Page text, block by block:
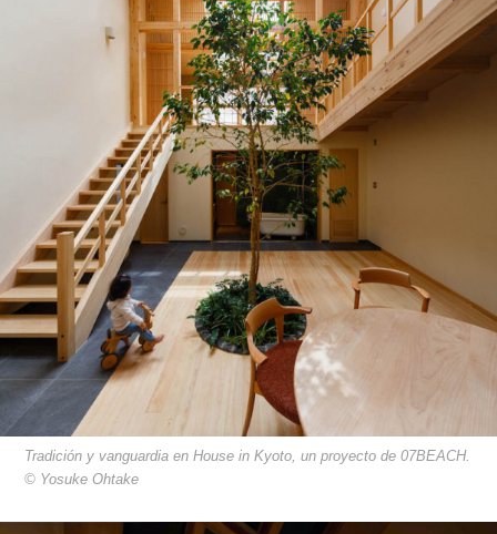
Tradición y vanguardia en House in Kyoto, un proyecto de 07BEACH.
© Yosuke Ohtake